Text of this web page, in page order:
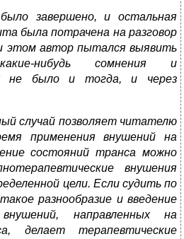
завершено, и остальная
была потрачена на разговор
этом автор пытался выявить
нибудь сомнения и
не было и тогда, и через
случай позволяет читателю
применения внушений на
состояний транса можно
внушения
цели. Если судить по
разнообразие и введение
внушений, направленных на
делает терапевтические